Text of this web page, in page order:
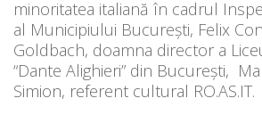
minoritatea italiană în cadrul
al Municipiului Bucureşti, Felix
Goldbach, doamna director a
“Dante Alighieri” din Bucureşti,
Simion, referent cultural RO.AS.IT.